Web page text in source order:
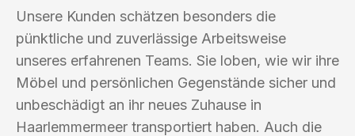
Unsere Kunden schätzen besonders die
pünktliche und zuverlässige Arbeitsweise
unseres erfahrenen Teams. Sie loben, wie wir ihre
Möbel und persönlichen Gegenstände sicher und
unbeschädigt an ihr neues Zuhause in
Haarlemmermeer transportiert haben. Auch die